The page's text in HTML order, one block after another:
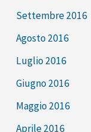
Settembre 2016
Agosto 2016
Luglio 2016
Giugno 2016
Maggio 2016
Aprile 2016